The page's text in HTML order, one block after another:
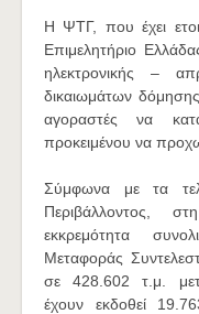
Η ΨΤΓ, που έχει
Επιμελητήριο
ηλεκτρονικής –
δικαιωμάτων
αγοραστές να
προκειμένου να
Σύμφωνα με τα
Περιβάλλοντος,
εκκρεμότητα
Μεταφοράς
σε 428.602 τ.μ.
έχουν εκδοθεί